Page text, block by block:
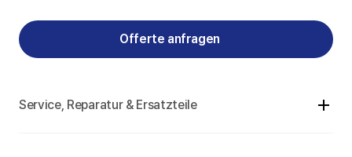
Offerte anfragen
Service, Reparatur & Ersatzteile